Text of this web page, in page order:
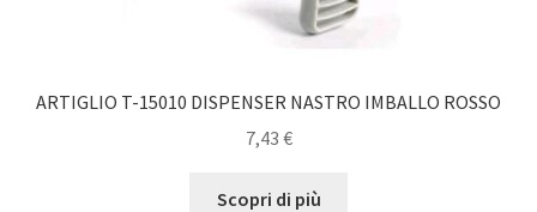
ARTIGLIO T-15010 DISPENSER NASTRO IMBALLO ROSSO
7,43 €
Scopri di più